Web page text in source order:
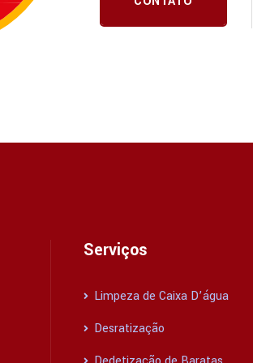
Serviços
Limpeza de Caixa D’água
Desratização